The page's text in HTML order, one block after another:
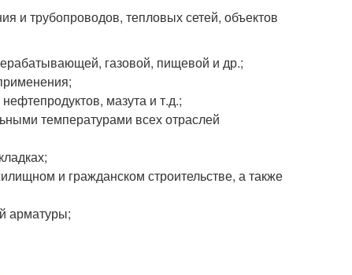
и трубопроводов, тепловых сетей, объектов
газовой, пищевой и др.;
мазута и т.д.;
температурами всех отраслей
и гражданском строительстве, а также
арматуры;